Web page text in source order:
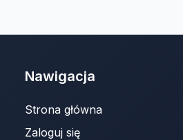
Nawigacja
Strona główna
Zaloguj się